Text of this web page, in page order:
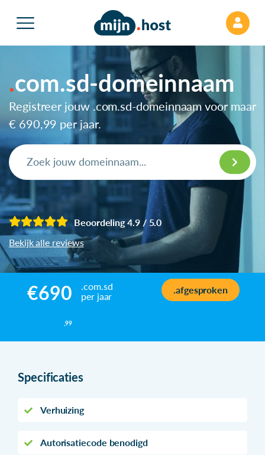
com.sd-domeinnaam
Registreer jouw .com.sd-domeinnaam voor maar
€ 690,99 per jaar.
Beoordeling 4.9 / 5.0
Bekijk alle reviews
€690
,99
.com.sd
per jaar
.afgesproken
Specificaties
Verhuizing
Autorisatiecode benodigd